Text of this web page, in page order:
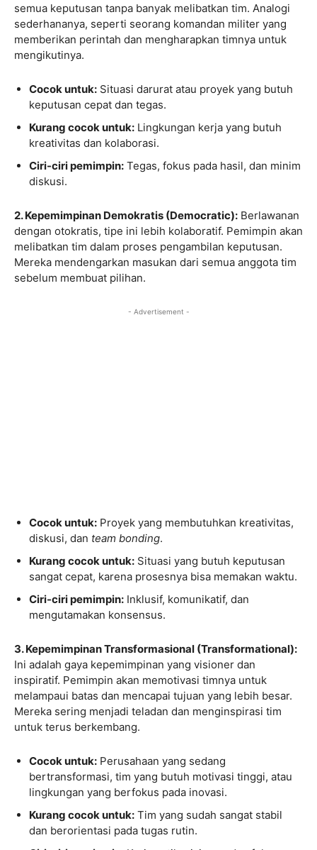
semua keputusan tanpa banyak melibatkan tim. Analogi
sederhananya, seperti seorang komandan militer yang
memberikan perintah dan mengharapkan timnya untuk
mengikutinya.
Cocok untuk: Situasi darurat atau proyek yang butuh
keputusan cepat dan tegas.
Kurang cocok untuk: Lingkungan kerja yang butuh
kreativitas dan kolaborasi.
Ciri-ciri pemimpin: Tegas, fokus pada hasil, dan minim
diskusi.
2. Kepemimpinan Demokratis (Democratic): Berlawanan
dengan otokratis, tipe ini lebih kolaboratif. Pemimpin akan
melibatkan tim dalam proses pengambilan keputusan.
Mereka mendengarkan masukan dari semua anggota tim
sebelum membuat pilihan.
- Advertisement -
Cocok untuk: Proyek yang membutuhkan kreativitas,
diskusi, dan team bonding.
Kurang cocok untuk: Situasi yang butuh keputusan
sangat cepat, karena prosesnya bisa memakan waktu.
Ciri-ciri pemimpin: Inklusif, komunikatif, dan
mengutamakan konsensus.
3. Kepemimpinan Transformasional (Transformational):
Ini adalah gaya kepemimpinan yang visioner dan
inspiratif. Pemimpin akan memotivasi timnya untuk
melampaui batas dan mencapai tujuan yang lebih besar.
Mereka sering menjadi teladan dan menginspirasi tim
untuk terus berkembang.
Cocok untuk: Perusahaan yang sedang
bertransformasi, tim yang butuh motivasi tinggi, atau
lingkungan yang berfokus pada inovasi.
Kurang cocok untuk: Tim yang sudah sangat stabil
dan berorientasi pada tugas rutin.